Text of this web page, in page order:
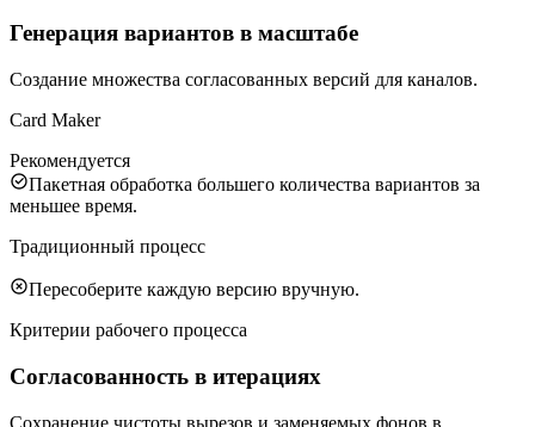
Генерация вариантов в масштабе
Создание множества согласованных версий для каналов.
Card Maker
Рекомендуется
Пакетная обработка большего количества вариантов за
меньшее время.
Традиционный процесс
Пересоберите каждую версию вручную.
Критерии рабочего процесса
Согласованность в итерациях
Сохранение чистоты вырезов и заменяемых фонов в